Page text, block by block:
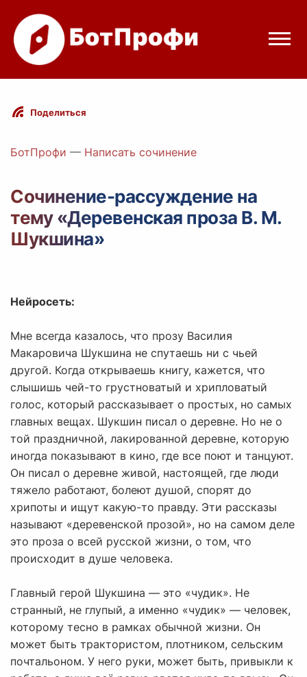
Режимы бота
Цены
Вход с Telegram
Поделиться
БотПрофи — Написать сочинение
Сочинение-рассуждение на
тему «Деревенская проза В. М.
Шукшина»
Нейросеть:
Мне всегда казалось, что прозу Василия
Макаровича Шукшина не спутаешь ни с чьей
другой. Когда открываешь книгу, кажется, что
слышишь чей-то грустноватый и хрипловатый
голос, который рассказывает о простых, но самых
главных вещах. Шукшин писал о деревне. Но не о
той праздничной, лакированной деревне, которую
иногда показывают в кино, где все поют и танцуют.
Он писал о деревне живой, настоящей, где люди
тяжело работают, болеют душой, спорят до
хрипоты и ищут какую-то правду. Эти рассказы
называют «деревенской прозой», но на самом деле
это проза о всей русской жизни, о том, что
происходит в душе человека.
Главный герой Шукшина — это «чудик». Не
странный, не глупый, а именно «чудик» — человек,
которому тесно в рамках обычной жизни. Он
может быть трактористом, плотником, сельским
почтальоном. У него руки, может быть, привыкли к